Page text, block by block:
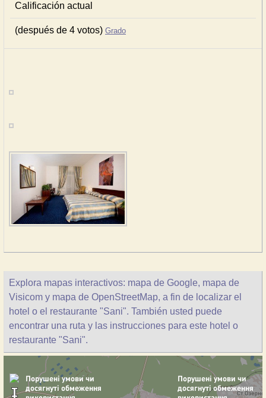
Calificación actual
(después de 4 votos) Grado
Explora mapas interactivos: mapa de Google, mapa de
Visicom y mapa de OpenStreetMap, a fin de localizar el
hotel o el restaurante "Sani". También usted puede
encontrar una ruta y las instrucciones para este hotel o
restaurante "Sani".